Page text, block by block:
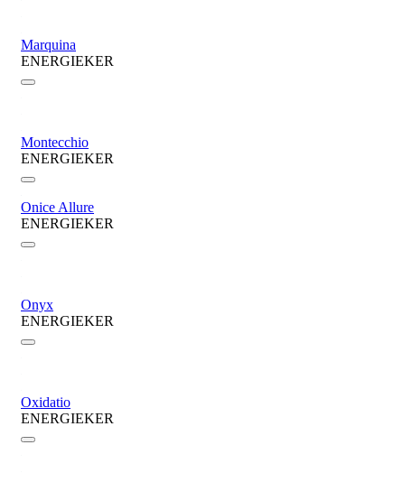
Marquina
ENERGIEKER
Montecchio
ENERGIEKER
Onice Allure
ENERGIEKER
Onyx
ENERGIEKER
Oxidatio
ENERGIEKER